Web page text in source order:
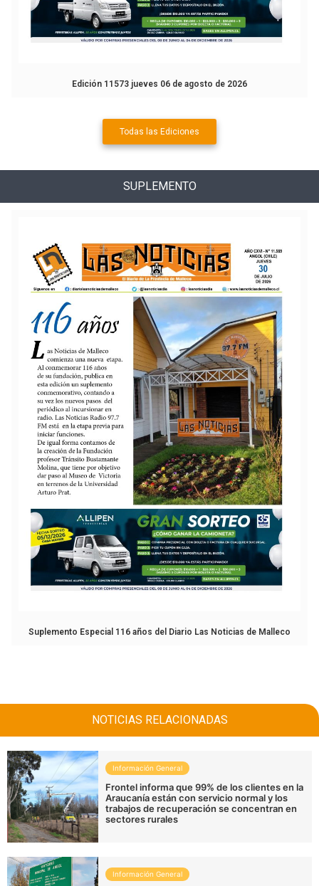
Edición 11573 jueves 06 de agosto de 2026
Todas las Ediciones
SUPLEMENTO
Suplemento Especial 116 años del Diario Las Noticias de Malleco
NOTICIAS RELACIONADAS
Información General
Frontel informa que 99% de los clientes en la
Araucanía están con servicio normal y los
trabajos de recuperación se concentran en
sectores rurales
Información General